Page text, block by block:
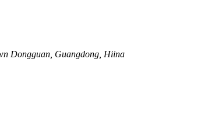
Dongguan, Guangdong, Hiina